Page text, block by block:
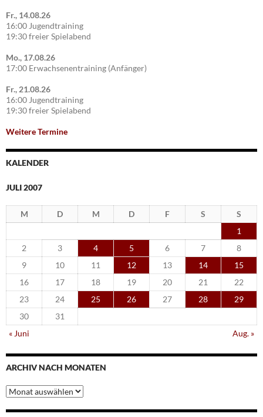
Fr., 14.08.26
16:00 Jugendtraining
19:30 freier Spielabend
Mo., 17.08.26
17:00 Erwachsenentraining (Anfänger)
Fr., 21.08.26
16:00 Jugendtraining
19:30 freier Spielabend
Weitere Termine
KALENDER
JULI 2007
M D M D F S
S
1
2
3 4 5 6 7
8
9
10 11 12 13 14
15
16
17 18 19 20 21
22
23
24 25 26 27 28
29
30
31
« Juni
Aug. »
ARCHIV NACH MONATEN
Archiv
nach
Monaten